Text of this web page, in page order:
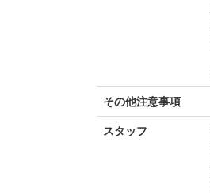
その他注意事項
スタッフ